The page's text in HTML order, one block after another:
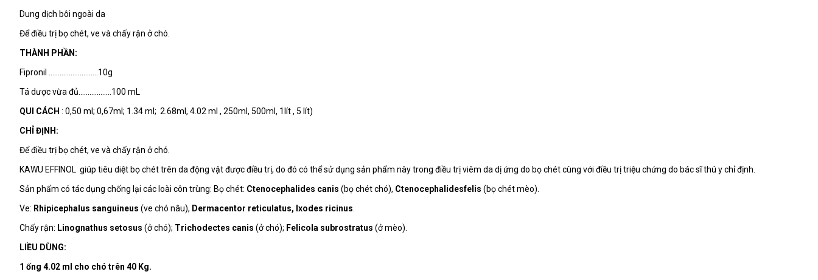
Dung dịch bôi ngoài da
Để điều trị bọ chét, ve và chấy rận ở chó.
THÀNH PHẦN:
Fipronil ………………………10g
Tá dược vừa đủ………………100 mL
QUI CÁCH : 0,50 ml; 0,67ml; 1.34 ml; 2.68ml, 4.02 ml , 250ml, 500ml, 1lít , 5 lít)
CHỈ ĐỊNH:
Để điều trị bọ chét, ve và chấy rận ở chó.
KAWU EFFINOL giúp tiêu diệt bọ chét trên da động vật được điều trị, do đó có thể sử dụng sản phẩm này trong điều trị viêm da dị ứng do bọ chét cùng với điều trị triệu chứng do bác sĩ thú y chỉ định.
Sản phẩm có tác dụng chống lại các loài côn trùng: Bọ chét: Ctenocephalides canis (bọ chét chó), Ctenocephalidesfelis (bọ chét mèo).
Ve: Rhipicephalus sanguineus (ve chó nâu), Dermacentor reticulatus, Ixodes ricinus
Chấy rận: Linognathus setosus (ở chó); Trichodectes canis (ở chó); Felicola subrostratus (ở mèo).
LIỀU DÙNG:
1 ống 4.02 ml cho chó trên 40 Kg.